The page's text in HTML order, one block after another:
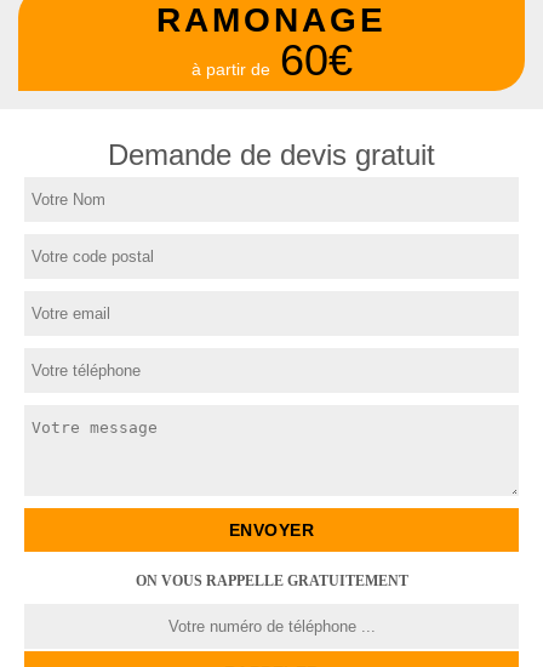
RAMONAGE
à partir de 60€
Demande de devis gratuit
ON VOUS RAPPELLE GRATUITEMENT